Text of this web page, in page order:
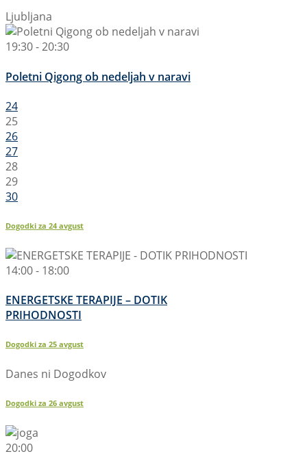
Ljubljana
19:30 - 20:30
Poletni Qigong ob nedeljah v naravi
24
25
26
27
28
29
30
Dogodki za 24 avgust
14:00 - 18:00
ENERGETSKE TERAPIJE – DOTIK
PRIHODNOSTI
Dogodki za 25 avgust
Danes ni Dogodkov
Dogodki za 26 avgust
20:00